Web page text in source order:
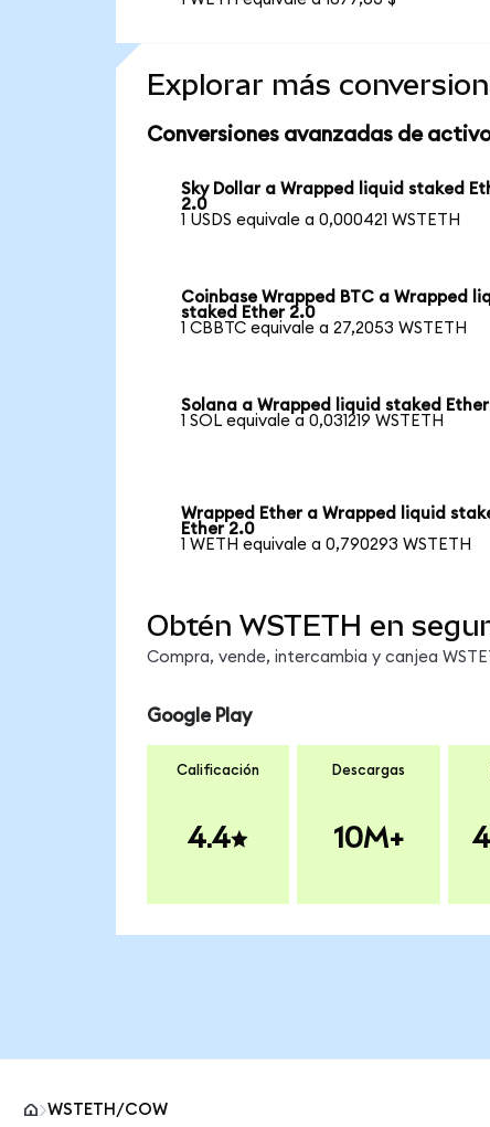
Explorar más
Conversiones avanzadas de
Sky Dollar a Wrapped liquid staked
2.0
1 USDS equivale a 0,000421 WSTETH
Coinbase Wrapped BTC a Wrapped
staked Ether 2.0
1 CBBTC equivale a 27,2053 WSTETH
Solana a Wrapped liquid staked
1 SOL equivale a 0,031219 WSTETH
Wrapped Ether a Wrapped liquid
Ether 2.0
1 WETH equivale a 0,790293 WSTETH
Obtén WSTETH en
Compra, vende, intercambia y canjea
Google Play
Calificación
4.4
Descargas
10M+
WSTETH/COW